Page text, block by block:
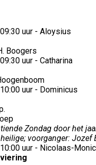
uur - Aloysius
Boogers
uur - Catharina
uur - Dominicus
Zondag door het
voorganger: Jozef
uur - Nicolaas-